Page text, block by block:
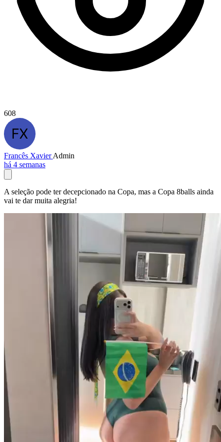
608
Francês XavierAdmin
há 4 semanas
A seleção pode ter decepcionado na Copa, mas a Copa 8balls ainda
vai te dar muita alegria!